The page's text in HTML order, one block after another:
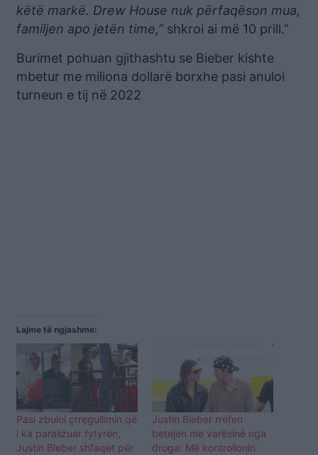
këtë markë. Drew House nuk përfaqëson mua,
familjen apo jetën time,” shkroi ai më 10 prill.”
Burimet pohuan gjithashtu se Bieber kishte
mbetur me miliona dollarë borxhe pasi anuloi
turneun e tij në 2022
Lajme të ngjashme:
Pasi zbuloi çrregullimin që
i ka paralizuar fytyrën,
Justin Bieber shfaqet për
Justin Bieber rrëfen
betejen me varësinë nga
droga: Më kontrollonin